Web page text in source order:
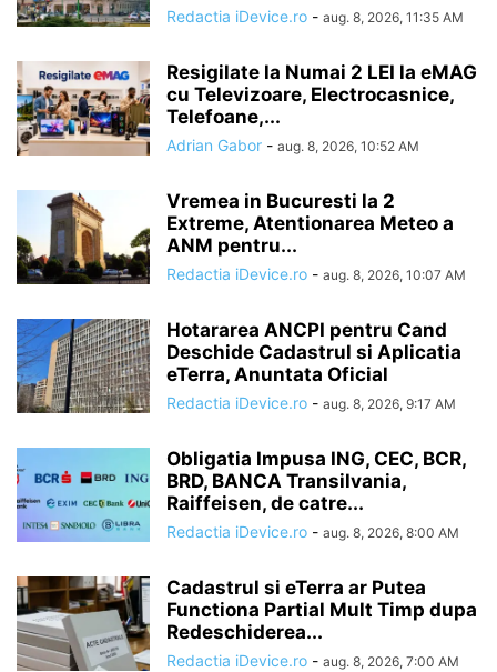
Redactia iDevice.ro - aug. 8, 2026, 11:35 AM
Resigilate la Numai 2 LEI la eMAG
cu Televizoare, Electrocasnice,
Telefoane,...
Adrian Gabor - aug. 8, 2026, 10:52 AM
Vremea in Bucuresti la 2
Extreme, Atentionarea Meteo a
ANM pentru...
Redactia iDevice.ro - aug. 8, 2026, 10:07 AM
Hotararea ANCPI pentru Cand
Deschide Cadastrul si Aplicatia
eTerra, Anuntata Oficial
Redactia iDevice.ro - aug. 8, 2026, 9:17 AM
Obligatia Impusa ING, CEC, BCR,
BRD, BANCA Transilvania,
Raiffeisen, de catre...
Redactia iDevice.ro - aug. 8, 2026, 8:00 AM
Cadastrul si eTerra ar Putea
Functiona Partial Mult Timp dupa
Redeschiderea...
Redactia iDevice.ro - aug. 8, 2026, 7:00 AM